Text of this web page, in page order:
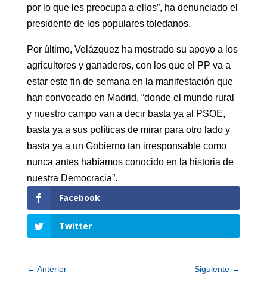
por lo que les preocupa a ellos”, ha denunciado el
presidente de los populares toledanos.
Por último, Velázquez ha mostrado su apoyo a los
agricultores y ganaderos, con los que el PP va a
estar este fin de semana en la manifestación que
han convocado en Madrid, “donde el mundo rural
y nuestro campo van a decir basta ya al PSOE,
basta ya a sus políticas de mirar para otro lado y
basta ya a un Gobierno tan irresponsable como
nunca antes habíamos conocido en la historia de
nuestra Democracia”.
Facebook
Twitter
← Anterior Siguiente →